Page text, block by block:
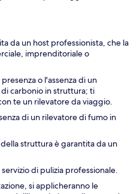
da un host professionista, che la
imprenditoriale o
o l'assenza di un
carbonio in struttura; ti
te un rilevatore da viaggio.
di un rilevatore di fumo in
struttura è garantita da un
di pulizia professionale.
si applicheranno le